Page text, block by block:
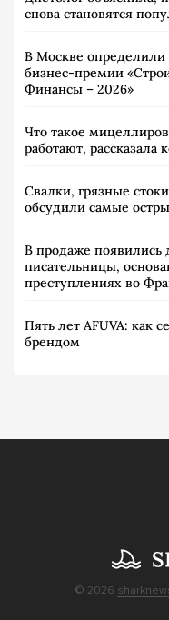
снова становятся
В Москве
бизнес-премии
Финансы – 2026»
Что такое
работают, рассказала
Свалки, грязные
обсудили самые
В продаже появились
писательницы,
преступлениях во
Пять лет AFUVA: как
брендом
© 2026